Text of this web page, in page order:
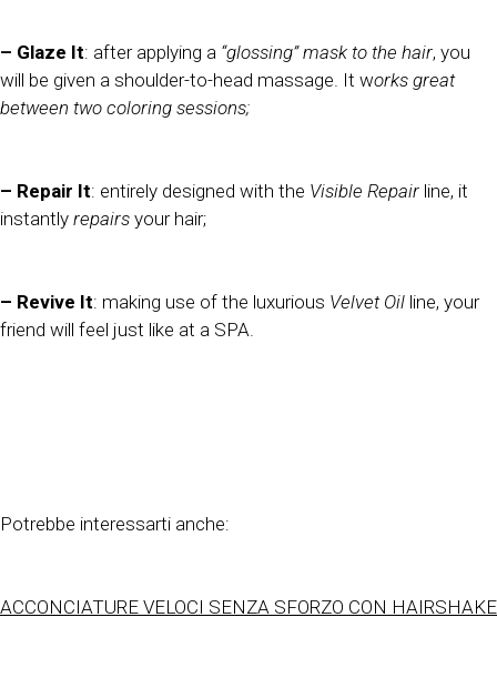
– Glaze It: after applying a “glossing” mask to the hair, you
will be given a shoulder-to-head massage. It works great
between two coloring sessions;
– Repair It: entirely designed with the Visible Repair line, it
instantly repairs your hair;
– Revive It: making use of the luxurious Velvet Oil line, your
friend will feel just like at a SPA.
Potrebbe interessarti anche:
ACCONCIATURE VELOCI SENZA SFORZO CON HAIRSHAKE